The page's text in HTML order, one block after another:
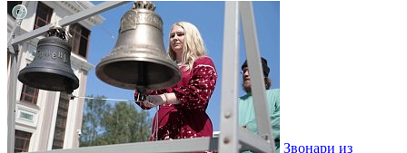
Звонари из